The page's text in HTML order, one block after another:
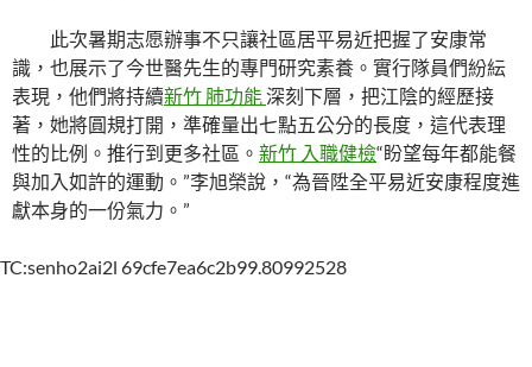
此次暑期志愿辦事不只讓社區居平易近把握了安康常
識，也展示了今世醫先生的專門研究素養。實行隊員們紛紜
表現，他們將持續新竹 肺功能 深刻下層，把江陰的經歷接
著，她將圓規打開，準確量出七點五公分的長度，這代表理
性的比例。推行到更多社區。 新竹 入職健檢“盼望每年都能餐
與加入如許的運動。”李旭榮說，“為晉陞全平易近安康程度進
獻本身的一份氣力。”
TC:senho2ai2l 69cfe7ea6c2b99.80992528